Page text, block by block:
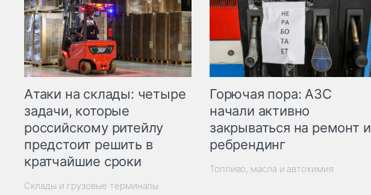
Атаки на склады: четыре
задачи, которые
российскому ритейлу
предстоит решить в
кратчайшие сроки
Склады и грузовые терминалы
Горючая пора: АЗС
начали активно
закрываться на ремонт и
ребрендинг
Топливо, масла и автохимия